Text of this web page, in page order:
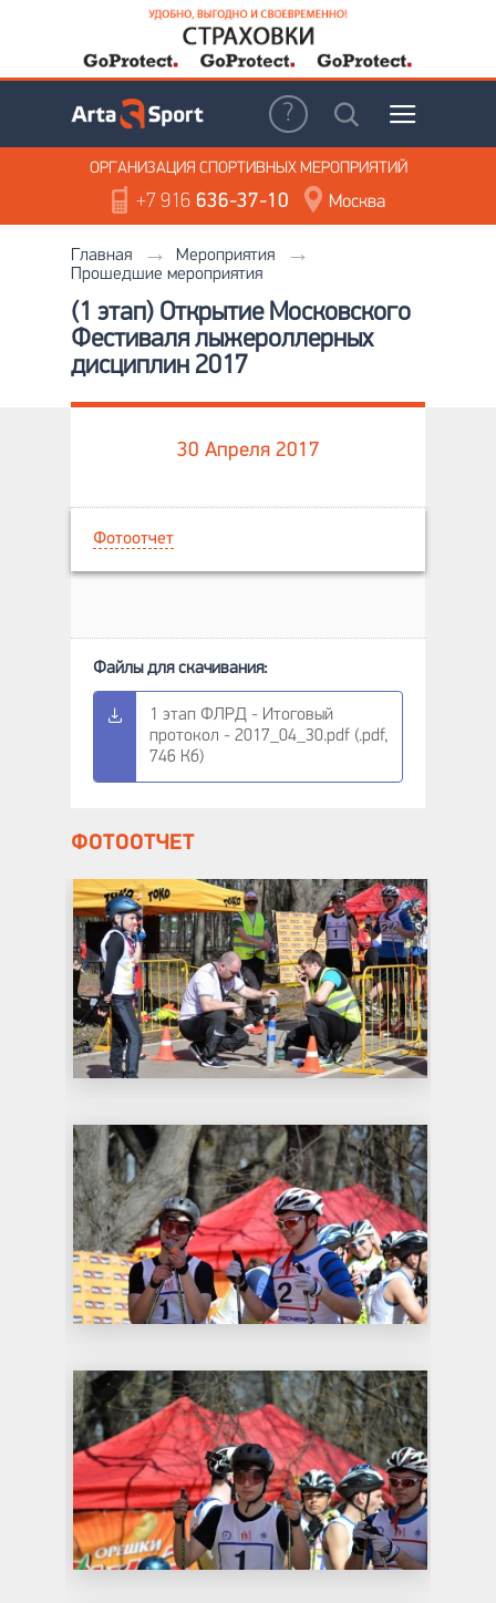
ОРГАНИЗАЦИЯ СПОРТИВНЫХ МЕРОПРИЯТИЙ
+7 916636-37-10 Москва
Главная
Мероприятия
Прошедшие мероприятия
(1 этап) Открытие Московского
Фестиваля лыжероллерных
дисциплин 2017
30 Апреля 2017
Фотоотчет
1 этап ФЛРД - Итоговый
протокол - 2017_04_30.pdf (.pdf,
746 Кб)
ФОТООТЧЕТ